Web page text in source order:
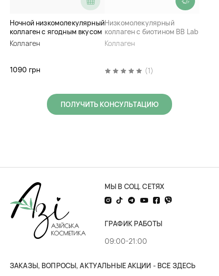
Ночной низкомолекулярный
коллаген с ягодным вкусом
BB Lab Low Molecular
Collagen Goodnight
Коллаген
1090 грн
Низкомолекулярный
коллаген с биотином BB Lab
Low Molecular Collagen
Biotin Plus
Коллаген
(1)
ПОЛУЧИТЬ КОНСУЛЬТАЦИЮ
МЫ В СОЦ. СЕТЯХ
ГРАФИК РАБОТЫ
09:00-21:00
ЗАКАЗЫ, ВОПРОСЫ, АКТУАЛЬНЫЕ АКЦИИ - ВСЕ ЗДЕСЬ